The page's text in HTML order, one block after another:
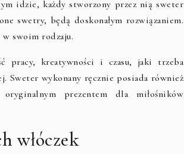
idzie, każdy stworzony przez nią sweter
swetry, będą doskonałym rozwiązaniem.
swoim rodzaju.
pracy, kreatywności i czasu, jaki trzeba
Sweter wykonany ręcznie posiada również
prezentem dla miłośników
włóczek